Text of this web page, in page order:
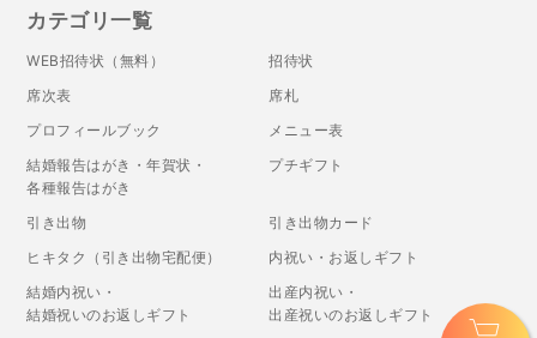
カテゴリ一覧
WEB招待状（無料）
招待状
席次表
席札
プロフィールブック
メニュー表
結婚報告はがき・年賀状・
各種報告はがき
プチギフト
引き出物
引き出物カード
ヒキタク（引き出物宅配便）
内祝い・お返しギフト
結婚内祝い・
結婚祝いのお返しギフト
出産内祝い・
出産祝いのお返しギフト